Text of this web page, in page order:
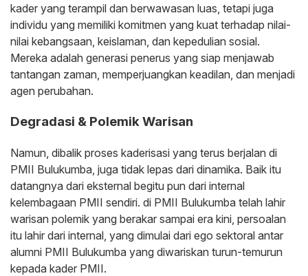
kader yang terampil dan berwawasan luas, tetapi juga
individu yang memiliki komitmen yang kuat terhadap nilai-
nilai kebangsaan, keislaman, dan kepedulian sosial.
Mereka adalah generasi penerus yang siap menjawab
tantangan zaman, memperjuangkan keadilan, dan menjadi
agen perubahan.
Degradasi & Polemik Warisan
Namun, dibalik proses kaderisasi yang terus berjalan di
PMII Bulukumba, juga tidak lepas dari dinamika. Baik itu
datangnya dari eksternal begitu pun dari internal
kelembagaan PMII sendiri. di PMII Bulukumba telah lahir
warisan polemik yang berakar sampai era kini, persoalan
itu lahir dari internal, yang dimulai dari ego sektoral antar
alumni PMII Bulukumba yang diwariskan turun-temurun
kepada kader PMII.